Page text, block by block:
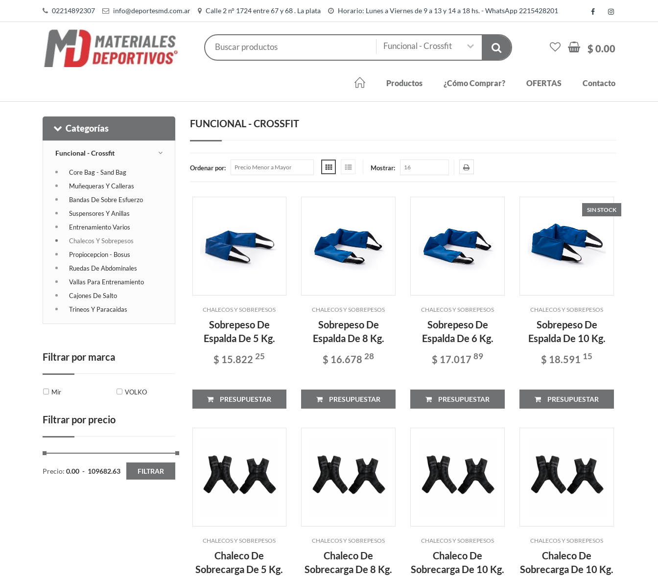
02214892307 info@deportesmd.com.ar Calle 2 n° 1724 entre 67 y 68 . La plata Horario: Lunes a Viernes de 9 a 13 y 14 a 18 hs. - WhatsApp 2215428201
$ 0.00
Productos ¿Cómo Comprar? OFERTAS Contacto
Categorías
Funcional - Crossfit
Core Bag - Sand Bag
Muñequeras Y Calleras
Bandas De Sobre Esfuerzo
Suspensores Y Anillas
Entrenamiento Varios
Chalecos Y Sobrepesos
Propiocepcion - Bosus
Ruedas De Abdominales
Vallas Para Entrenamiento
Cajones De Salto
Trineos Y Paracaidas
Filtrar por marca
Mir VOLKO
Filtrar por precio
Precio: 0.00 - 109682.63 FILTRAR
FUNCIONAL - CROSSFIT
Ordenar por: Mostrar:
CHALECOS Y SOBREPESOS
Sobrepeso De
Espalda De 5 Kg.
$ 15.82225
PRESUPUESTAR
CHALECOS Y SOBREPESOS
Sobrepeso De
Espalda De 8 Kg.
$ 16.67828
PRESUPUESTAR
CHALECOS Y SOBREPESOS
Sobrepeso De
Espalda De 6 Kg.
$ 17.01789
PRESUPUESTAR
SIN STOCK
CHALECOS Y SOBREPESOS
Sobrepeso De
Espalda De 10 Kg.
$ 18.591 15
PRESUPUESTAR
CHALECOS Y SOBREPESOS
Chaleco De
Sobrecarga De 5 Kg.
CHALECOS Y SOBREPESOS
Chaleco De
Sobrecarga De 8 Kg.
CHALECOS Y SOBREPESOS
Chaleco De
Sobrecarga De 10 Kg.
CHALECOS Y SOBREPESOS
Chaleco De
Sobrecarga De 10 Kg.